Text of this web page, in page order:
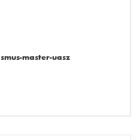
master-uasz